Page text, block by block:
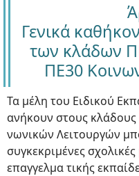
Γενικά
των κλάδων
ΠΕ30
Τα μέλη του Ειδικού
ανήκουν στους
νωνικών Λειτουργών
συγκεκριμένες
επαγγελμα τικής